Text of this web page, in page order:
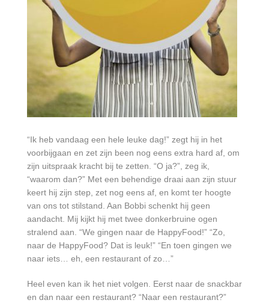
“Ik heb vandaag een hele leuke dag!” zegt hij in het
voorbijgaan en zet zijn been nog eens extra hard af, om
zijn uitspraak kracht bij te zetten. “O ja?”, zeg ik,
“waarom dan?” Met een behendige draai aan zijn stuur
keert hij zijn step, zet nog eens af, en komt ter hoogte
van ons tot stilstand. Aan Bobbi schenkt hij geen
aandacht. Mij kijkt hij met twee donkerbruine ogen
stralend aan. “We gingen naar de HappyFood!” “Zo,
naar de HappyFood? Dat is leuk!” “En toen gingen we
naar iets… eh, een restaurant of zo…”
Heel even kan ik het niet volgen. Eerst naar de snackbar
en dan naar een restaurant? “Naar een restaurant?”